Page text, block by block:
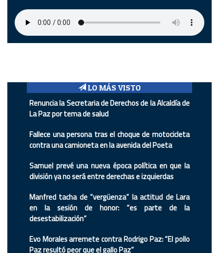
LO MÁS VISTO
Renuncia la Secretaria de Derechos de la Alcaldía de
La Paz por tema de salud
Fallece una persona tras el choque de motocicleta
contra una camioneta en la avenida del Poeta
Samuel prevé una nueva época política en que la
división ya no será entre derechas e izquierdas
Manfred tacha de “vergüenza” la actitud de Lara
en la sesión de honor: “es parte de la
desestabilización”
Evo Morales arremete contra Rodrigo Paz: “El pollo
Paz resultó peor que el gallo Paz”